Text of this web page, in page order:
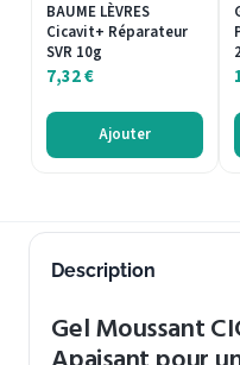
BAUME LÈVRES
Cicavit+ Réparateur
SVR 10g
7,32€
Ajouter
Description
Gel Moussant